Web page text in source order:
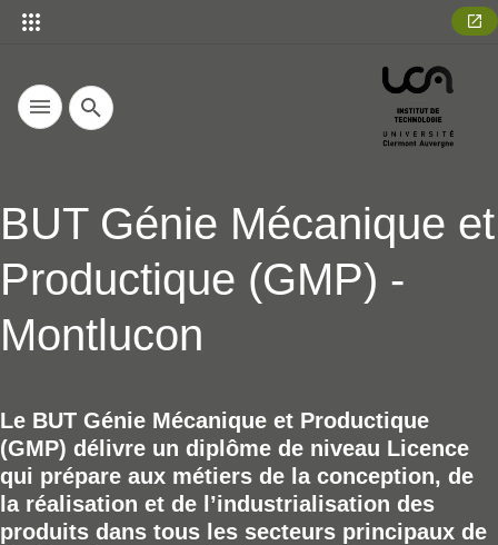
Recherche
BUT Génie Mécanique et
Productique (GMP) -
Montlucon
Résumé
Le BUT Génie Mécanique et Productique
(GMP) délivre un diplôme de niveau Licence
qui prépare aux métiers de la conception, de
la réalisation et de l’industrialisation des
produits dans tous les secteurs principaux de